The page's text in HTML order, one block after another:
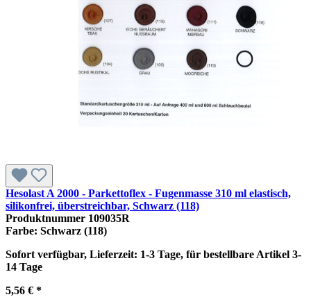
Hesolast A 2000 - Parkettoflex - Fugenmasse 310 ml elastisch,
silikonfrei, überstreichbar, Schwarz (118)
Produktnummer 109035R
Farbe: Schwarz (118)
Sofort verfügbar, Lieferzeit: 1-3 Tage, für bestellbare Artikel 3-
14 Tage
5,56 € *